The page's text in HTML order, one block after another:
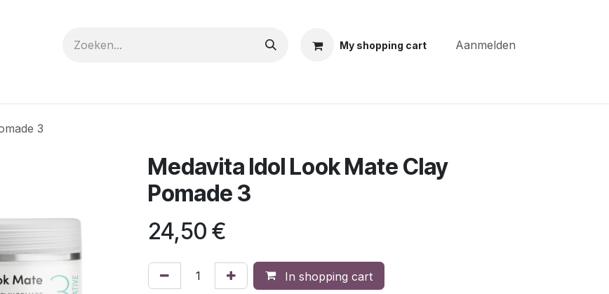
My shopping cart Aanmelden
3
Medavita Idol Look Mate Clay
Pomade 3
24,50 €
In shopping cart